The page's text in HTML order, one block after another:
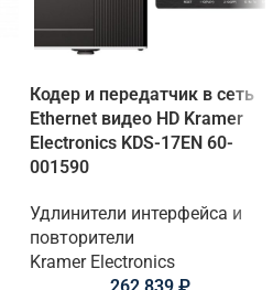
Кодер и передатчик в сеть
Ethernet видео HD Kramer
Electronics KDS-17EN 60-
001590
Удлинители интерфейса и
повторители
Kramer Electronics